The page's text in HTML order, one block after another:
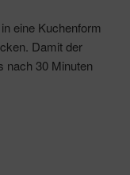
eine Kuchenform
Damit der
nach 30 Minuten